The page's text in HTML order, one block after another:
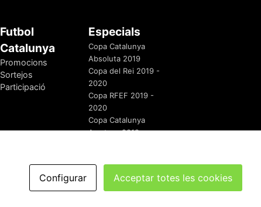
Futbol
Catalunya
Promocions
Sortejos
Participació
Especials
Copa Catalunya
Absoluta 2019
Copa del Rei 2019 -
2020
Copa RFEF 2019 -
2020
Copa Catalunya
Amateur 2019
redaccio@futbolcatalunya.com
Configurar Acceptar totes les cookies